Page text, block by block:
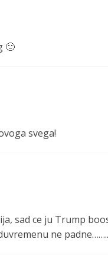
🙁
svega!
sad ce ju Trump
ne padne……..